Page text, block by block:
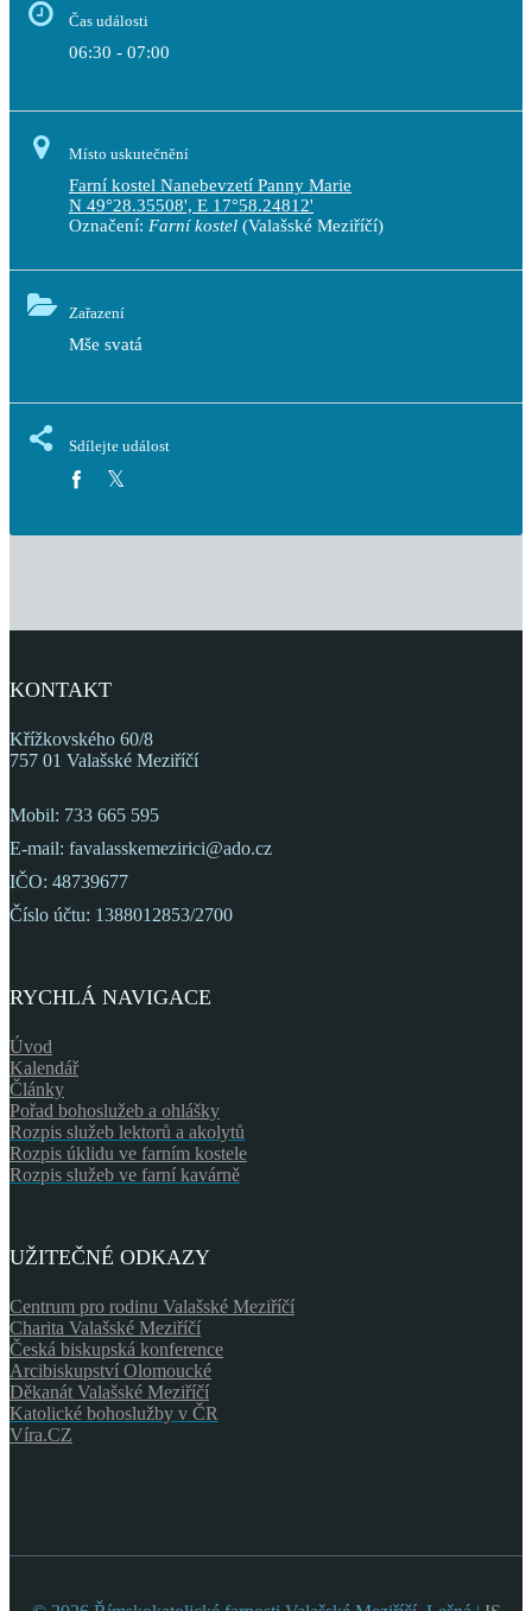
Čas události
06:30 - 07:00
Místo uskutečnění
Farní kostel Nanebevzetí Panny Marie
N 49°28.35508', E 17°58.24812'
Označení: Farní kostel (Valašské Meziříčí)
Zařazení
Mše svatá
Sdílejte událost
KONTAKT
Křížkovského 60/8
757 01 Valašské Meziříčí
Mobil: 733 665 595
E-mail: favalasskemezirici@ado.cz
IČO: 48739677
Číslo účtu: 1388012853/2700
RYCHLÁ NAVIGACE
Úvod
Kalendář
Články
Pořad bohoslužeb a ohlášky
Rozpis služeb lektorů a akolytů
Rozpis úklidu ve farním kostele
Rozpis služeb ve farní kavárně
UŽITEČNÉ ODKAZY
Centrum pro rodinu Valašské Meziříčí
Charita Valašské Meziříčí
Česká biskupská konference
Arcibiskupství Olomoucké
Děkanát Valašské Meziříčí
Katolické bohoslužby v ČR
Víra.CZ